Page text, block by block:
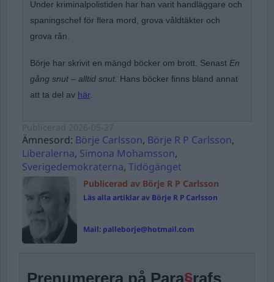
Under kriminalpolistiden har han varit handläggare och
spaningschef för flera mord, grova våldtäkter och
grova rån.
Börje har skrivit en mängd böcker om brott. Senast En
gång snut – alltid snut. Hans böcker finns bland annat
att ta del av här.
Ämnesord: Börje Carlsson, Börje R P Carlsson,
Liberalerna, Simona Mohamsson,
Sverigedemokraterna, Tidögänget
Publicerad av Börje R P Carlsson
Läs alla artiklar av Börje R P Carlsson
Mail: palleborje@hotmail.com
Prenumerera på Para§rafs